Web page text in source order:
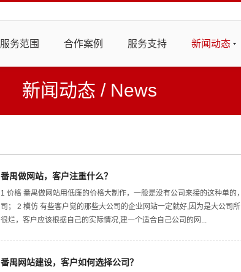
服务范围 合作案例 服务支持 新闻动态
新闻动态 / News
番禺做网站，客户注重什么？
1 价格 番禺做网站用低廉的价格大制作，一般是没有公司来接的这种单
司； 2 模仿 有些客户觉的那些大公司的企业网站一定就好,因为是大公司
很烂，客户应该根据自己的实际情况,建一个适合自己公司的网...
番禺网站建设，客户如何选择公司？